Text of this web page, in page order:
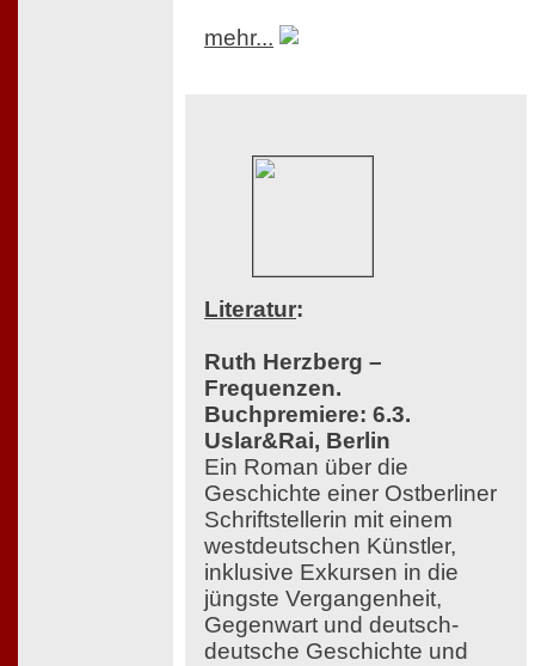
mehr...
Literatur:
Ruth Herzberg –
Frequenzen.
Buchpremiere: 6.3.
Uslar&Rai, Berlin
Ein Roman über die
Geschichte einer Ostberliner
Schriftstellerin mit einem
westdeutschen Künstler,
inklusive Exkursen in die
jüngste Vergangenheit,
Gegenwart und deutsch-
deutsche Geschichte und